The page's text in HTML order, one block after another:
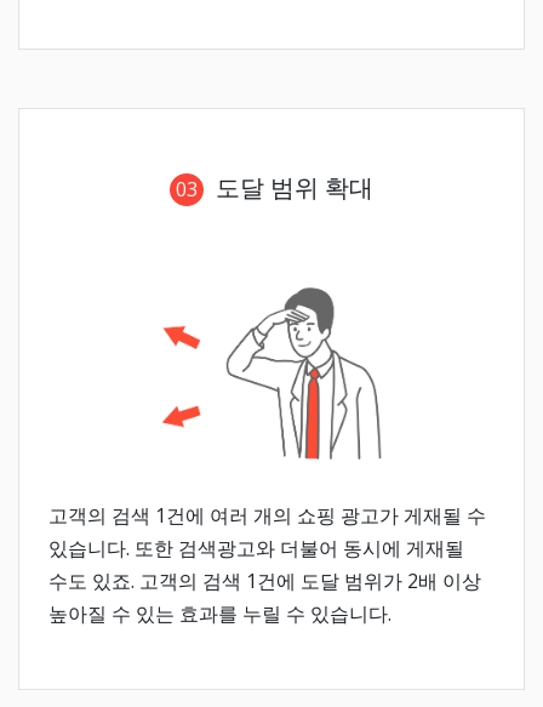
03 도달 범위 확대
고객의 검색 1건에 여러 개의 쇼핑 광고가 게재될 수
있습니다. 또한 검색광고와 더불어 동시에 게재될
수도 있죠. 고객의 검색 1건에 도달 범위가 2배 이상
높아질 수 있는 효과를 누릴 수 있습니다.